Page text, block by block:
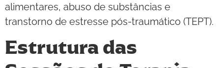
alimentares, abuso de substâncias e
transtorno de estresse pós-traumático (TEPT).
Estrutura das